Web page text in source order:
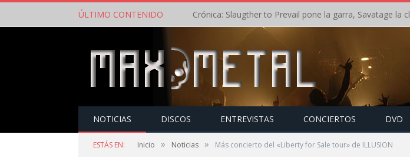
ÚLTIMO CONTENIDO
NOTICIAS DISCOS ENTREVISTAS CONCIERTOS DVD
ESTÁS EN: Inicio » Noticias » Más concierto del «Liberty for Sale tour» de ILLUSION